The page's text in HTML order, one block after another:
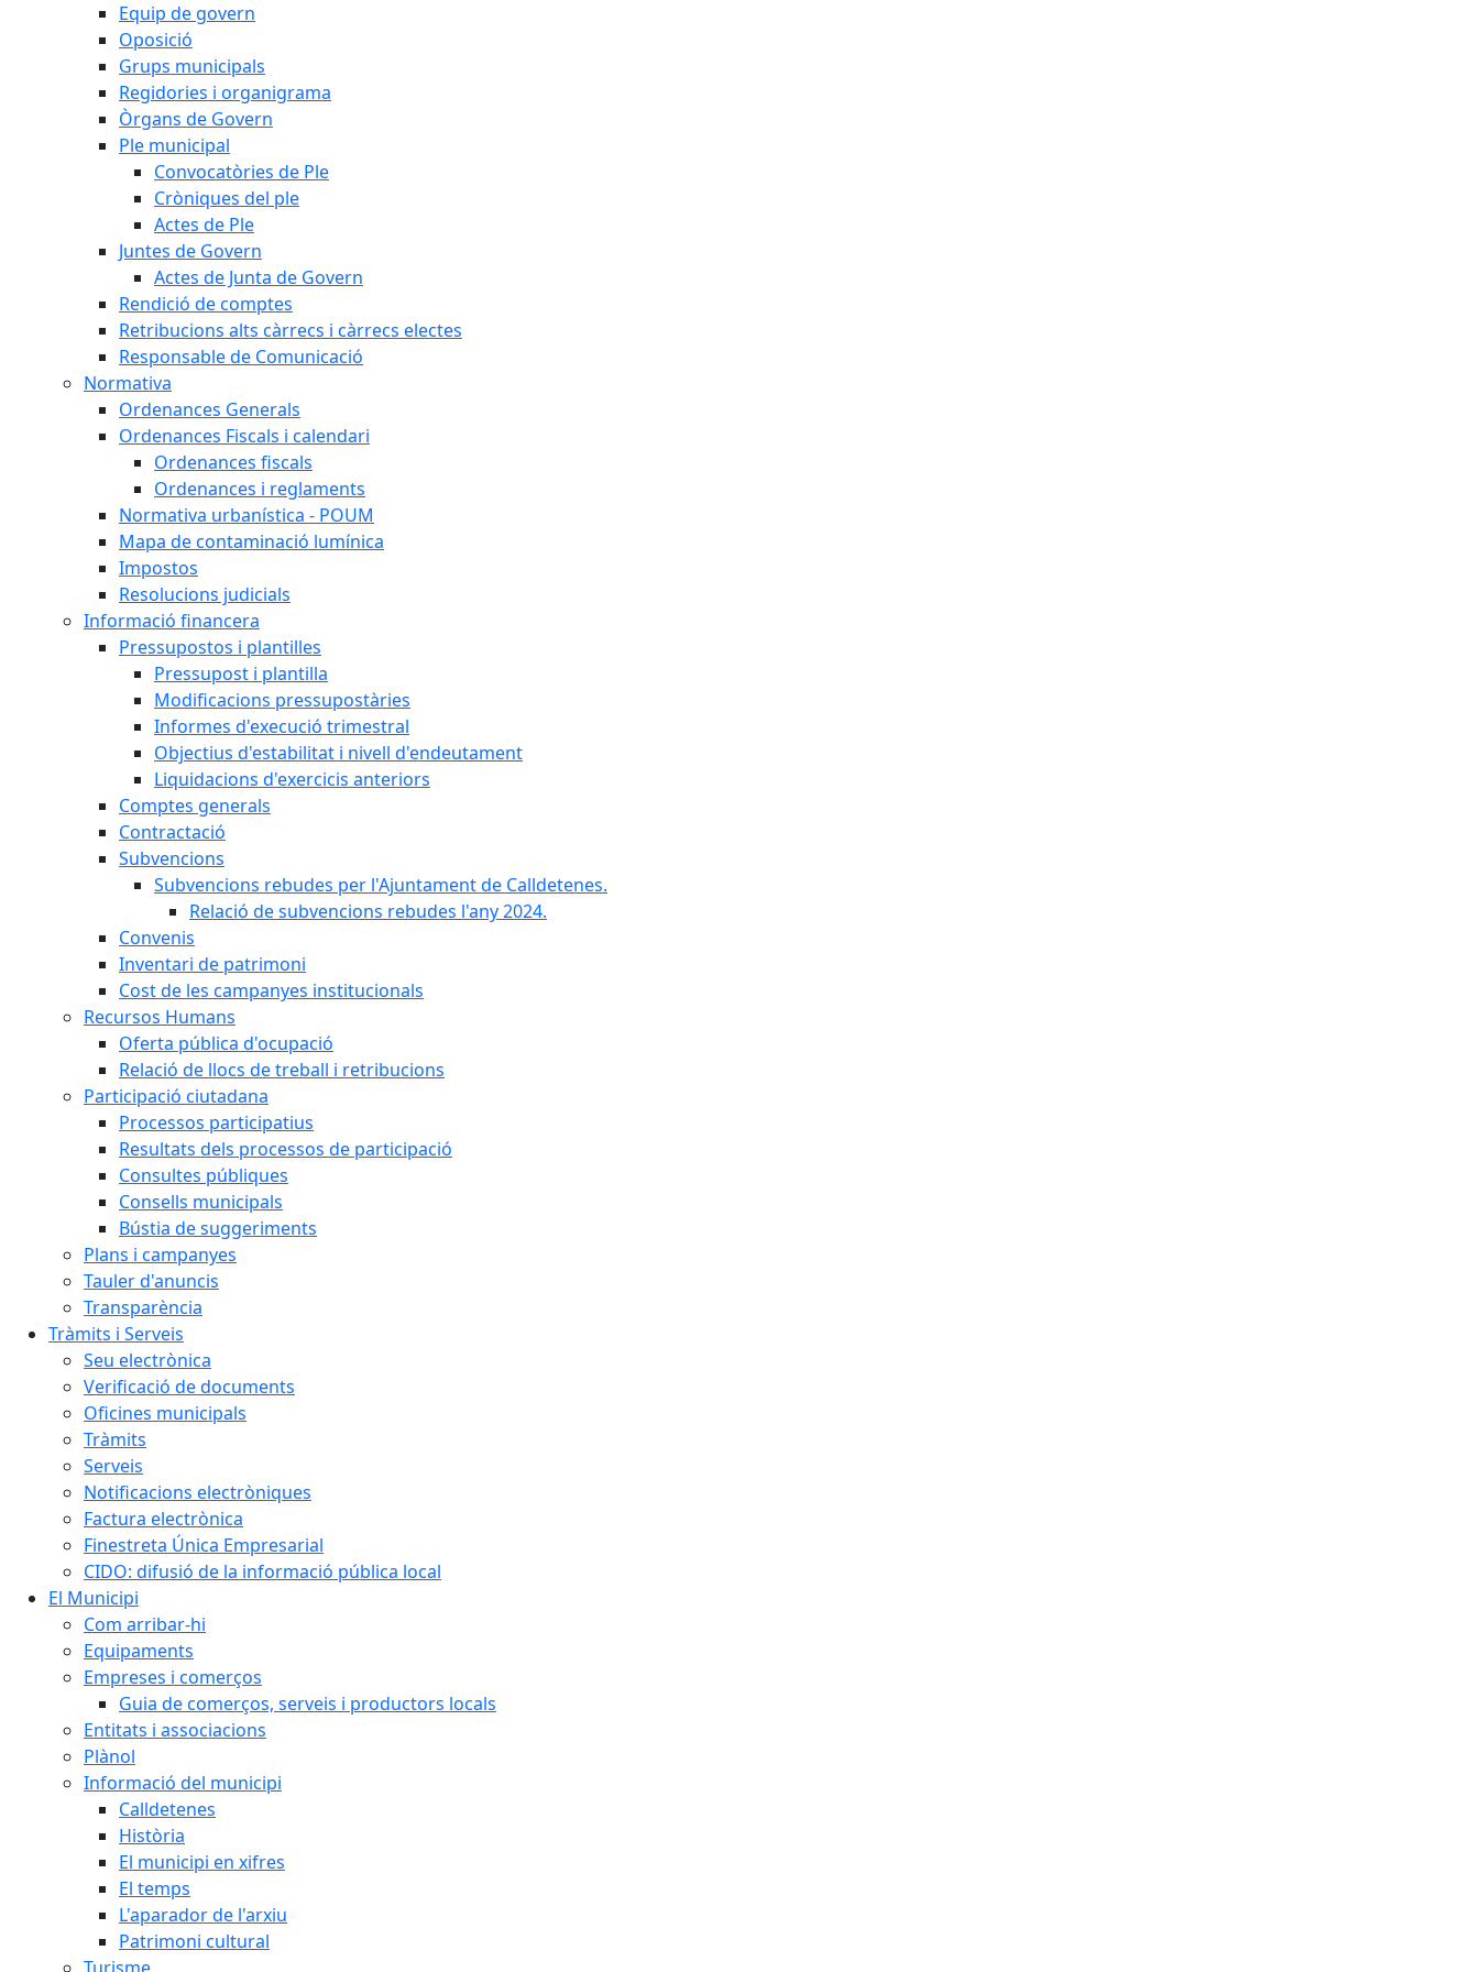
Equip de govern
Oposició
Grups municipals
Regidories i organigrama
Òrgans de Govern
Ple municipal
Convocatòries de Ple
Cròniques del ple
Actes de Ple
Juntes de Govern
Actes de Junta de Govern
Rendició de comptes
Retribucions alts càrrecs i càrrecs electes
Responsable de Comunicació
Normativa
Ordenances Generals
Ordenances Fiscals i calendari
Ordenances fiscals
Ordenances i reglaments
Normativa urbanística - POUM
Mapa de contaminació lumínica
Impostos
Resolucions judicials
Informació financera
Pressupostos i plantilles
Pressupost i plantilla
Modificacions pressupostàries
Informes d'execució trimestral
Objectius d'estabilitat i nivell d'endeutament
Liquidacions d'exercicis anteriors
Comptes generals
Contractació
Subvencions
Subvencions rebudes per l'Ajuntament de Calldetenes.
Relació de subvencions rebudes l'any 2024.
Convenis
Inventari de patrimoni
Cost de les campanyes institucionals
Recursos Humans
Oferta pública d'ocupació
Relació de llocs de treball i retribucions
Participació ciutadana
Processos participatius
Resultats dels processos de participació
Consultes públiques
Consells municipals
Bústia de suggeriments
Plans i campanyes
Tauler d'anuncis
Transparència
Tràmits i Serveis
Seu electrònica
Verificació de documents
Oficines municipals
Tràmits
Serveis
Notificacions electròniques
Factura electrònica
Finestreta Única Empresarial
CIDO: difusió de la informació pública local
El Municipi
Com arribar-hi
Equipaments
Empreses i comerços
Guia de comerços, serveis i productors locals
Entitats i associacions
Plànol
Informació del municipi
Calldetenes
Història
El municipi en xifres
El temps
L'aparador de l'arxiu
Patrimoni cultural